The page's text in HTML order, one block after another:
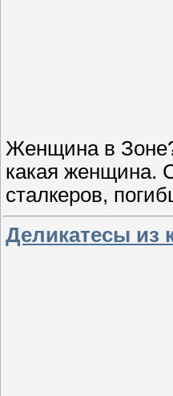
Женщина в Зоне?
какая женщина.
сталкеров,
Деликатесы из